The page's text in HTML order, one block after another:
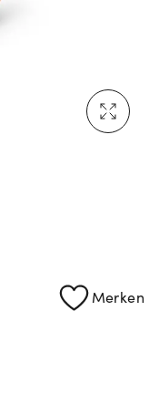
Merken